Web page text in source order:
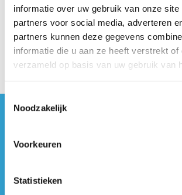
informatie over uw gebruik van onze site
partners voor social media, adverteren
partners kunnen deze gegevens
informatie die u aan ze heeft verstrekt of
verzameld op basis van uw gebruik van
Toestemmingsselectie
Noodzakelijk
Voorkeuren
Statistieken
verschillende sporten te ontdekken,
verkennen en vooral: samen plezier te